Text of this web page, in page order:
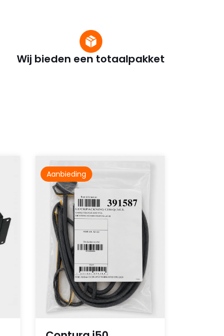
Wij bieden een totaalpakket
Aanbieding